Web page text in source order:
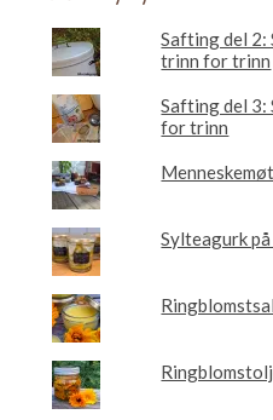
Safting del 2:
trinn for trinn
Safting del 3:
for trinn
Sylteagurk